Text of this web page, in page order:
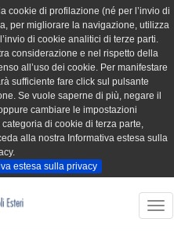
cookie di profilazione (né per l’invio di
per migliorare la navigazione, utilizza
di cookie analitici di terze parti.
considerazione e nel rispetto della
all’uso dei cookie. Per manifestare
sufficiente fare click sul pulsante
Se vuole saperne di più, negare il
cambiare le impostazioni
di cookie di terza parte,
alla nostra Informativa estesa sulla
estesa sulla privacy